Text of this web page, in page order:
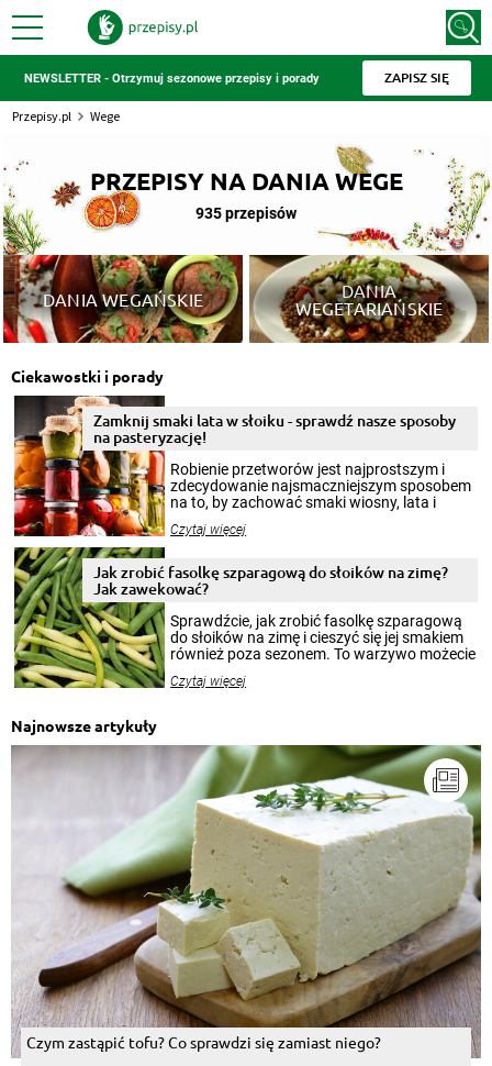
NEWSLETTER - Otrzymuj sezonowe przepisy i porady ZAPISZ SIĘ
Przepisy.pl Wege
PRZEPISY NA DANIA WEGE
935 przepisów
DANIA WEGAŃSKIE
DANIA
WEGETARIAŃSKIE
Ciekawostki i porady
Zamknij smaki lata w słoiku - sprawdź nasze sposoby
na pasteryzację!
Robienie przetworów jest najprostszym i
zdecydowanie najsmaczniejszym sposobem
na to, by zachować smaki wiosny, lata i
krajobrazów, by cieszyć nimi oko w sezonie
pełni poczuć atmosferę cieplejszych
miesięcy. Przygotowanie słoików ze
patenty, które pozwolą zachować świeżość
przetworów.
Czytaj więcej
Jak zrobić fasolkę szparagową do słoików na zimę?
Jak zawekować?
Sprawdźcie, jak zrobić fasolkę szparagową
do słoików na zimę i cieszyć się jej smakiem
również poza sezonem. To warzywo możecie
nasze propozycje!
Czytaj więcej
Najnowsze artykuły
Czym zastąpić tofu? Co sprawdzi się zamiast niego?